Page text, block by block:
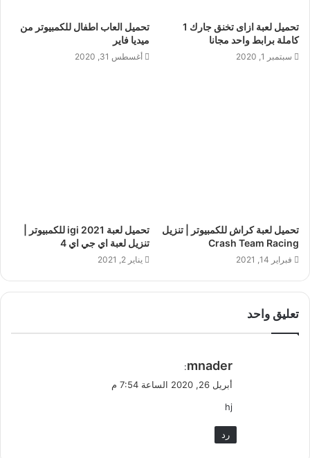
تحميل لعبة ازاى تخنق جارك 1
كاملة برابط واحد مجانا
سبتمبر 1, 2020
تحميل العاب اطفال للكمبيوتر من
ميديا فاير
أغسطس 31, 2020
تحميل لعبة كراش للكمبيوتر | تنزيل
Crash Team Racing
فبراير 14, 2021
تحميل لعبة igi 2021 للكمبيوتر |
تنزيل لعبة اي جي اي 4
يناير 2, 2021
تعليق واحد
ي
ق
ل
mnader
:
أبريل 26, 2020 الساعة 7:54 م
hj
رد